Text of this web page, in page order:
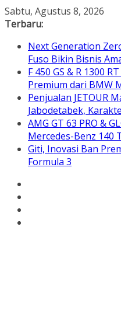
Skip
to
Sabtu, Agustus 8, 2026
Terbaru:
Next Generation
Fuso Bikin Bisnis
F 450 GS & R 1300
Premium dari BMW
Penjualan JETOUR
Jabodetabek,
AMG GT 63 PRO &
Mercedes-Benz 140
Giti, Inovasi Ban
Formula 3